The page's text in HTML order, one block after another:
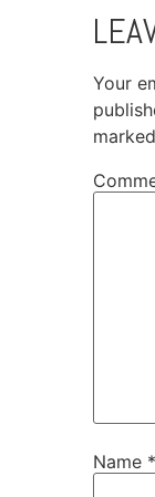
Your
marked
Name *